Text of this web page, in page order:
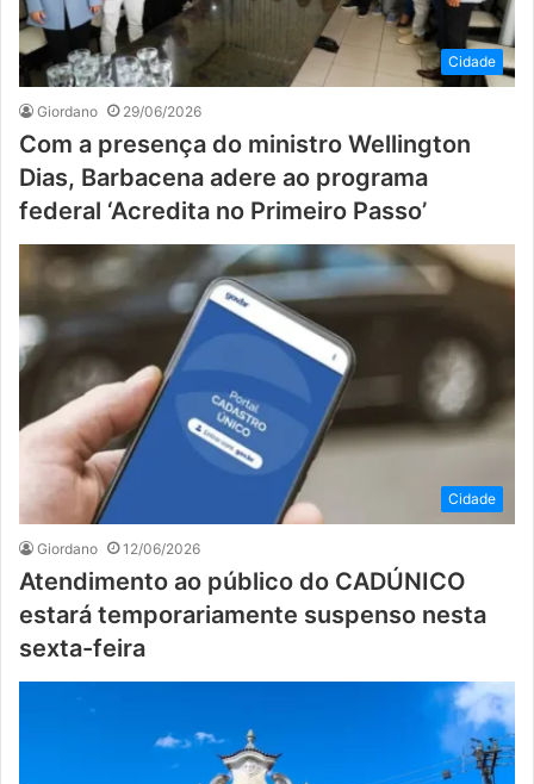
Cidade
Giordano 29/06/2026
Com a presença do ministro Wellington
Dias, Barbacena adere ao programa
federal ‘Acredita no Primeiro Passo’
Cidade
Giordano 12/06/2026
Atendimento ao público do CADÚNICO
estará temporariamente suspenso nesta
sexta-feira